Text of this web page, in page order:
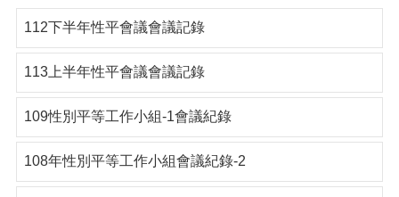
112下半年性平會議會議記錄
113上半年性平會議會議記錄
109性別平等工作小組-1會議紀錄
108年性別平等工作小組會議紀錄-2